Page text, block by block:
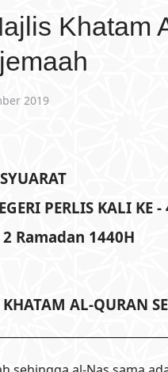
Khatam
2019
PERLIS KALI KE
Ramadan 1440H
AL-QURAN